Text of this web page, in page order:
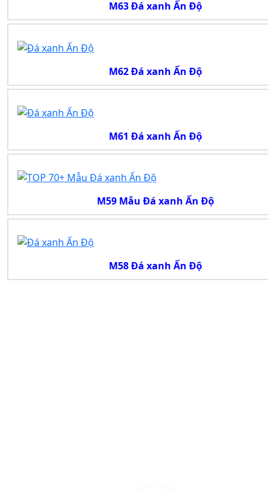
M63 Đá xanh Ấn Độ
M62 Đá xanh Ấn Độ
M61 Đá xanh Ấn Độ
M59 Mẫu Đá xanh Ấn Độ
M58 Đá xanh Ấn Độ